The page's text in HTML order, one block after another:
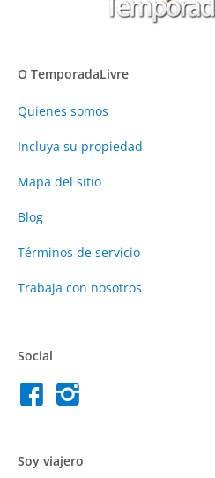
O TemporadaLivre
Quienes somos
Incluya su propiedad
Mapa del sitio
Blog
Términos de servicio
Trabaja con nosotros
Social
Soy viajero